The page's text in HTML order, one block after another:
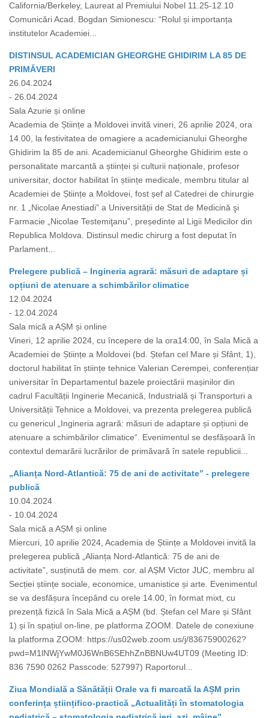
California/Berkeley, Laureat al Premiului Nobel 11.25-12.10
Comunicări Acad. Bogdan Simionescu: “Rolul și importanța
institutelor Academiei...
DISTINSUL ACADEMICIAN GHEORGHE GHIDIRIM LA 85 DE
PRIMĂVERI
26.04.2024
- 26.04.2024
Sala Azurie și online
Academia de Științe a Moldovei invită vineri, 26 aprilie 2024, ora
14.00, la festivitatea de omagiere a academicianului Gheorghe
Ghidirim la 85 de ani. Academicianul Gheorghe Ghidirim este o
personalitate marcantă a științei și culturii naționale, profesor
universitar, doctor habilitat în științe medicale, membru titular al
Academiei de Științe a Moldovei, fost șef al Catedrei de chirurgie
nr. 1 „Nicolae Anestiadi” a Universității de Stat de Medicină şi
Farmacie „Nicolae Testemiţanu”, președinte al Ligii Medicilor din
Republica Moldova. Distinsul medic chirurg a fost deputat în
Parlament...
Prelegere publică – Ingineria agrară: măsuri de adaptare și
opțiuni de atenuare a schimbărilor climatice
12.04.2024
- 12.04.2024
Sala mică a AȘM și online
Vineri, 12 aprilie 2024, cu începere de la ora14:00, în Sala Mică a
Academiei de Științe a Moldovei (bd. Ștefan cel Mare și Sfânt, 1),
doctorul habilitat în științe tehnice Valerian Cerempei, conferențiar
universitar în Departamentul bazele proiectării mașinilor din
cadrul Facultății Inginerie Mecanică, Industrială și Transporturi a
Universității Tehnice a Moldovei, va prezenta prelegerea publică
cu genericul „Ingineria agrară: măsuri de adaptare și opțiuni de
atenuare a schimbărilor climatice“. Evenimentul se desfășoară în
contextul demarării lucrărilor de primăvară în satele republicii...
„Alianța Nord-Atlantică: 75 de ani de activitate” - prelegere
publică
10.04.2024
- 10.04.2024
Sala mică a AȘM și online
Miercuri, 10 aprilie 2024, Academia de Științe a Moldovei invită la
prelegerea publică „Alianța Nord-Atlantică: 75 de ani de
activitate”, susținută de mem. cor. al AȘM Victor JUC, membru al
Secției științe sociale, economice, umanistice și arte. Evenimentul
se va desfășura începând cu orele 14.00, în format mixt, cu
prezență fizică în Sala Mică a AȘM (bd. Ștefan cel Mare și Sfânt
1) și în spațiul on-line, pe platforma ZOOM. Datele de conexiune
la platforma ZOOM: https://us02web.zoom.us/j/83675900262?
pwd=M1lNWjYwM0J6WnB6SEhhZnBBNUw4UT09 (Meeting ID:
836 7590 0262 Passcode: 527997) Raportorul...
Ziua Mondială a Sănătății Orale va fi marcată la AȘM prin
conferința științifico-practică „Actualități în stomatologia